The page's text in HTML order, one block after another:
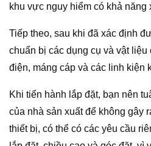
khu vực nguy hiểm có khả năng
Tiếp theo, sau khi đã xác định
chuẩn bị các dụng cụ và vật
điện, máng cáp và các linh kiện
Khi tiến hành lắp đặt, bạn nên
của nhà sản xuất để không gây
thiết bị, có thể có các yêu cầu